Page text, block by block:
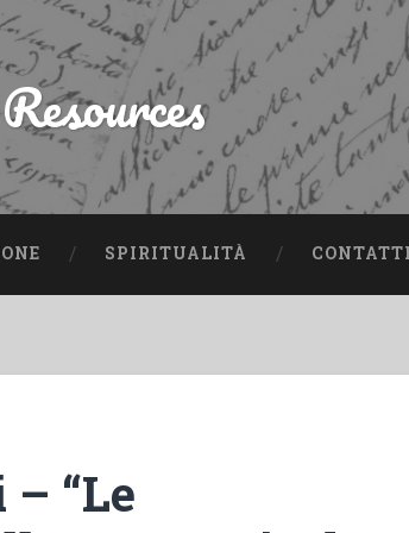
SPIRITUALITÀ CONTATTI
“Le